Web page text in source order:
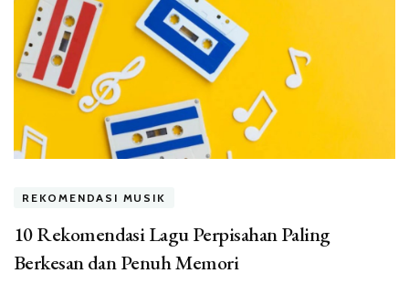
REKOMENDASI MUSIK
10 Rekomendasi Lagu Perpisahan Paling
Berkesan dan Penuh Memori